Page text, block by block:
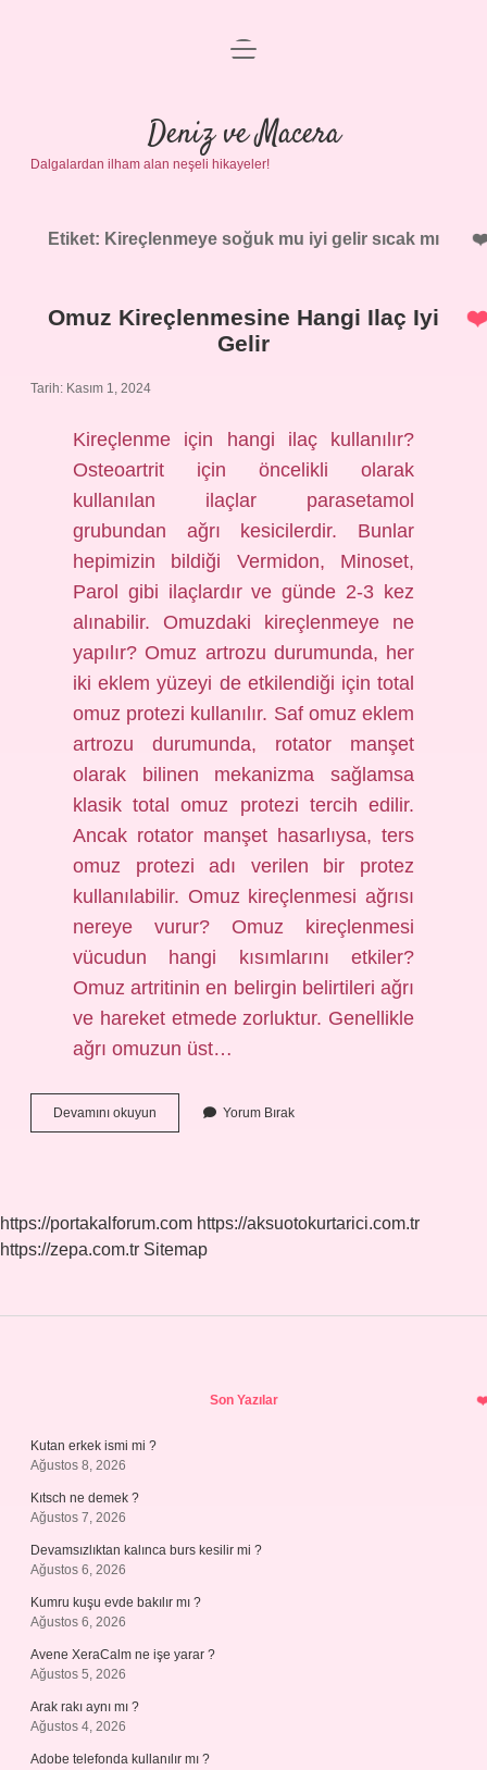
Anasayfa
Gizlilik Politikası
Yasal Uyarı
menüyü
Deniz ve Macera
Dalgalardan ilham alan neşeli hikayeler!
Etiket: Kireçlenmeye soğuk mu iyi gelir sıcak mı
Omuz Kireçlenmesine Hangi Ilaç Iyi
Gelir
Tarih: Kasım 1, 2024
Kireçlenme için hangi ilaç kullanılır?
Osteoartrit için öncelikli olarak
kullanılan ilaçlar parasetamol
grubundan ağrı kesicilerdir. Bunlar
hepimizin bildiği Vermidon, Minoset,
Parol gibi ilaçlardır ve günde 2-3 kez
alınabilir. Omuzdaki kireçlenmeye ne
yapılır? Omuz artrozu durumunda, her
iki eklem yüzeyi de etkilendiği için total
omuz protezi kullanılır. Saf omuz eklem
artrozu durumunda, rotator manşet
olarak bilinen mekanizma sağlamsa
klasik total omuz protezi tercih edilir.
Ancak rotator manşet hasarlıysa, ters
omuz protezi adı verilen bir protez
kullanılabilir. Omuz kireçlenmesi ağrısı
nereye vurur? Omuz kireçlenmesi
vücudun hangi kısımlarını etkiler?
Omuz artritinin en belirgin belirtileri ağrı
ve hareket etmede zorluktur. Genellikle
ağrı omuzun üst…
Devamını okuyun
Kireçlenmesine
Yorum Bırak
https://portakalforum.com https://aksuotokurtarici.com.tr
https://zepa.com.tr Sitemap
Son Yazılar
Kutan erkek ismi mi ?
Ağustos 8, 2026
Kıtsch ne demek ?
Ağustos 7, 2026
Devamsızlıktan kalınca burs kesilir mi ?
Ağustos 6, 2026
Kumru kuşu evde bakılır mı ?
Ağustos 6, 2026
Avene XeraCalm ne işe yarar ?
Ağustos 5, 2026
Arak rakı aynı mı ?
Ağustos 4, 2026
Adobe telefonda kullanılır mı ?